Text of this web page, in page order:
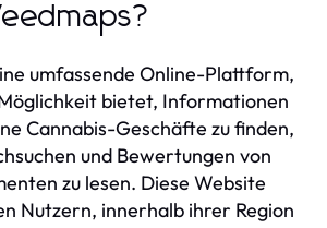
umfassende Online-Plattform,
bietet, Informationen
Cannabis-Geschäfte zu finden,
und Bewertungen von
zu lesen. Diese Website
Nutzern, innerhalb ihrer Region